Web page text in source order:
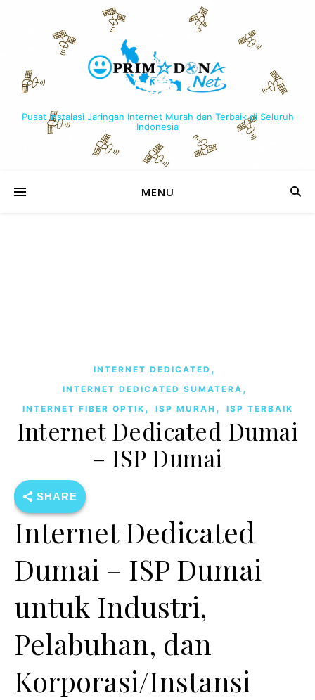
Pusat Instalasi Jaringan Internet Murah dan Terbaik di Seluruh
Indonesia
MENU
INTERNET DEDICATED ,
INTERNET DEDICATED SUMATERA ,
INTERNET FIBER OPTIK , ISP MURAH , ISP TERBAIK
Internet Dedicated Dumai
– ISP Dumai
SHARE
Internet Dedicated
Dumai – ISP Dumai
untuk Industri,
Pelabuhan, dan
Korporasi/Instansi